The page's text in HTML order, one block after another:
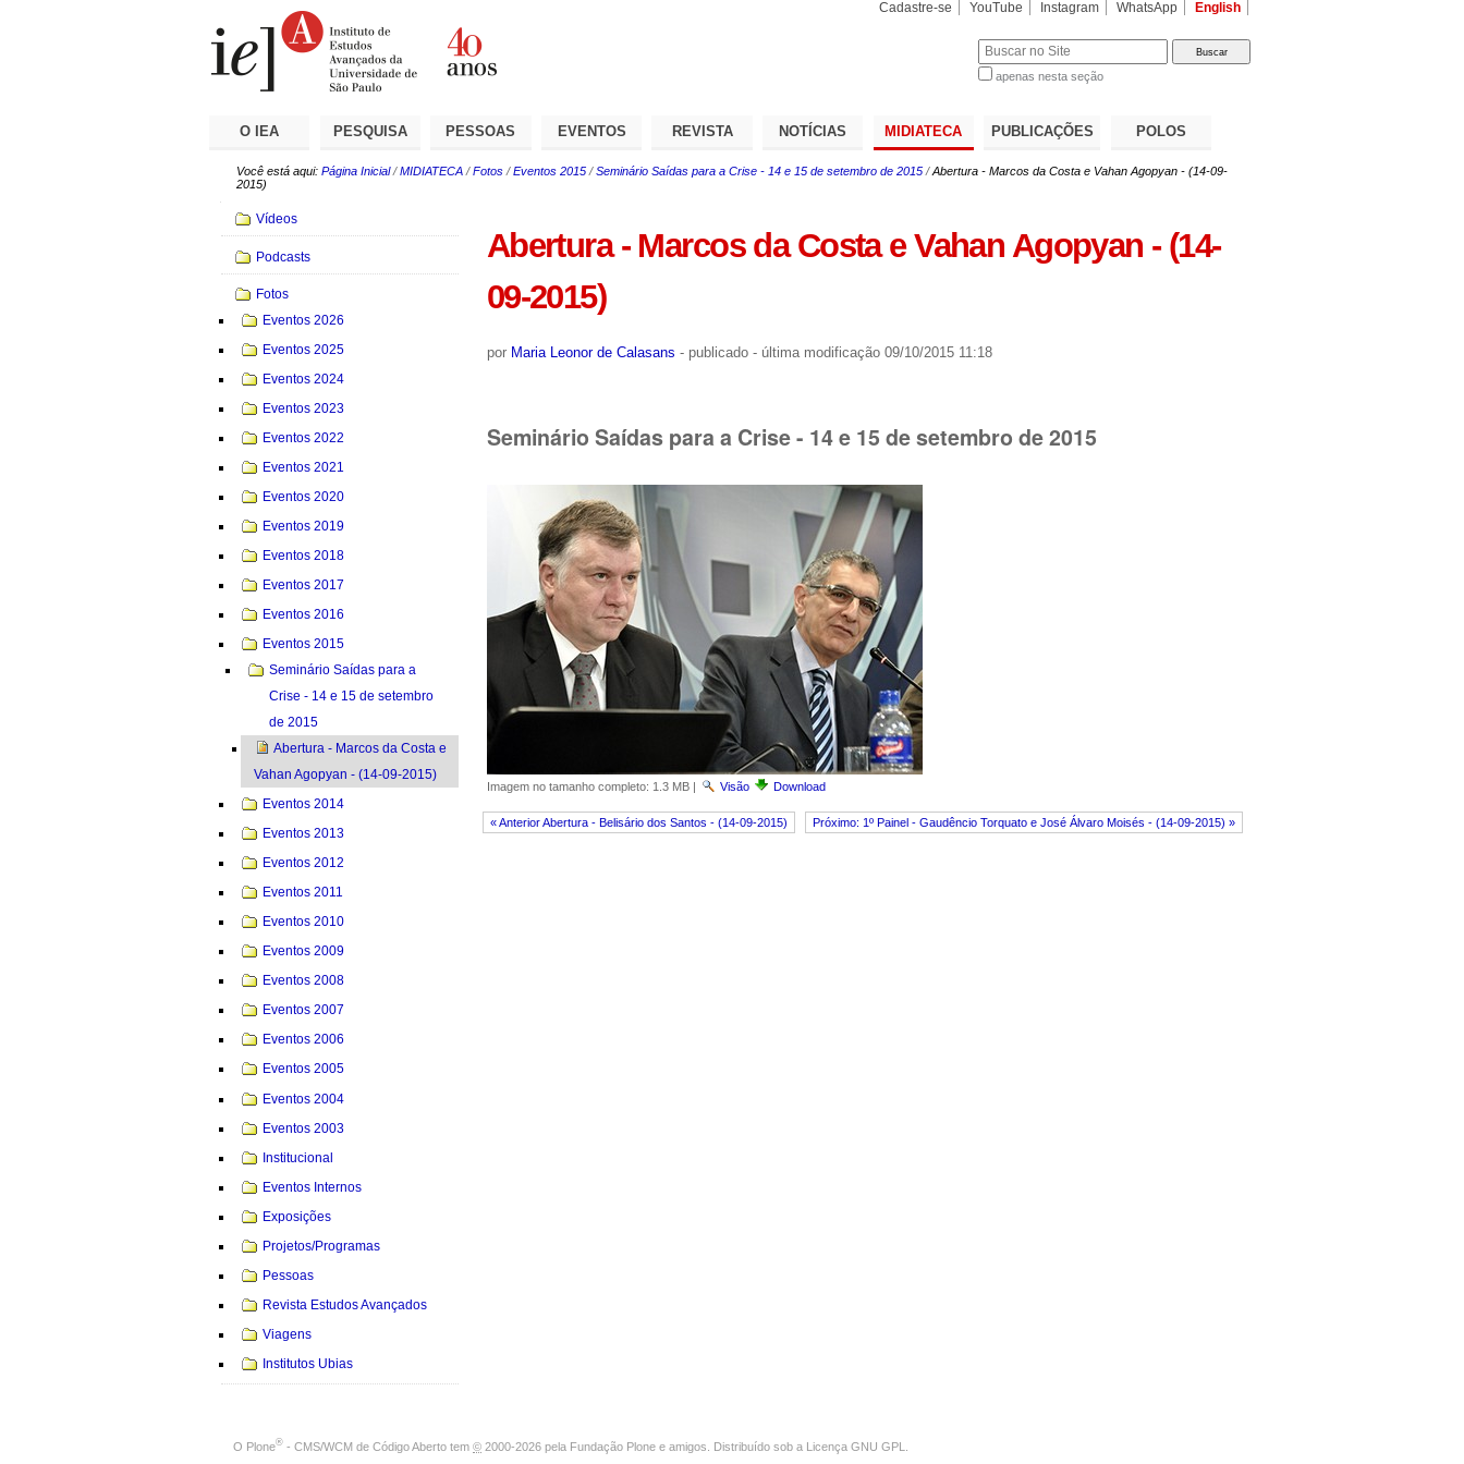
Cadastre-se YouTube Instagram WhatsApp English
apenas nesta seção
O IEA PESQUISA PESSOAS EVENTOS REVISTA NOTÍCIAS MIDIATECA PUBLICAÇÕES POLOS
Você está aqui: Página Inicial /MIDIATECA /Fotos /Eventos 2015 /Seminário Saídas para a Crise - 14 e 15 de setembro de 2015 /Abertura - Marcos da Costa e Vahan Agopyan - (14-09-
2015)
Abertura - Marcos da Costa e Vahan Agopyan - (14-
09-2015)
por Maria Leonor de Calasans - publicado - última modificação09/10/2015 11:18
Seminário Saídas para a Crise - 14 e 15 de setembro de 2015
Imagem no tamanho completo: 1.3 MB| Visão Download
« Anterior Abertura - Belisário dos Santos - (14-09-2015) Próximo: 1º Painel - Gaudêncio Torquato e José Álvaro Moisés - (14-09-2015) »
Navegação
Vídeos
Podcasts
Fotos
Eventos 2026
Eventos 2025
Eventos 2024
Eventos 2023
Eventos 2022
Eventos 2021
Eventos 2020
Eventos 2019
Eventos 2018
Eventos 2017
Eventos 2016
Eventos 2015
Seminário Saídas para a
Crise - 14 e 15 de setembro
de 2015
Abertura - Marcos da Costa e
Vahan Agopyan - (14-09-2015)
Eventos 2014
Eventos 2013
Eventos 2012
Eventos 2011
Eventos 2010
Eventos 2009
Eventos 2008
Eventos 2007
Eventos 2006
Eventos 2005
Eventos 2004
Eventos 2003
Institucional
Eventos Internos
Exposições
Projetos/Programas
Pessoas
Revista Estudos Avançados
Viagens
Institutos Ubias
O Plone® - CMS/WCM de Código Aberto tem © 2000-2026 pela Fundação Plone e amigos. Distribuído sob a Licença GNU GPL